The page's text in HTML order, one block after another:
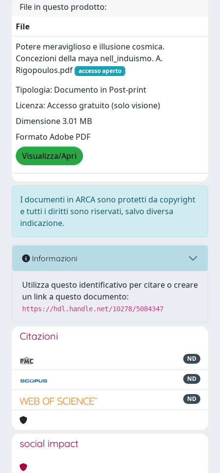
File in questo prodotto:
File
Potere meraviglioso e illusione cosmica.
Concezioni della maya nell_induismo. A.
Rigopoulos.pdf
accesso aperto
Tipologia: Documento in Post-print
Licenza: Accesso gratuito (solo visione)
Dimensione 3.01 MB
Formato Adobe PDF
Visualizza/Apri
I documenti in ARCA sono protetti da copyright
e tutti i diritti sono riservati, salvo diversa
indicazione.
Informazioni
Utilizza questo identificativo per citare o creare
un link a questo documento:
https://hdl.handle.net/10278/5084347
Citazioni
ND
ND
ND
social impact